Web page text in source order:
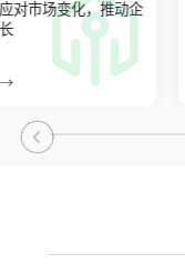
对市场变化，推动企